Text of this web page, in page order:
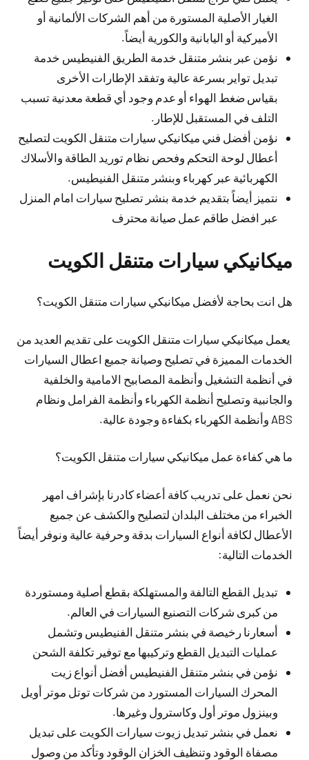
الغيار الأصلية المستورة من أهم الشركات الألمانية أو
الأميركية أو اليابانية والكورية أيضاً.
نؤمن عبر بنشر متنقل خدمة الطريق الفنيطيس خدمة
تبديل تواير بسرعة عالية وتفقد الإطارات الأخرى
بقياس ضغط الهواء أو عدم وجود أي قطعة معدنية تسبب
التلف في المستقبل للإطار.
نؤمن أفضل فني ميكانيكي سيارات متنقل الكويت لتصليح
أعطال لوحة التحكم وفحص نظام توريد الطاقة والأسلاك
الكهربائية عبر كهرباء وبنشر متنقل الفنيطيس.
نتميز أيضاً بتقديم خدمة بنشر تصليح سيارات امام المنزل
عبر افضل طاقم عمل صيانة محترف
ميكانيكي سيارات متنقل الكويت
هل انت بحاجة لأفضل ميكانيكي سيارات متنقل الكويت؟
يعمل ميكانيكي سيارات متنقل الكويت على تقديم العديد من
الخدمات المميزة في تصليح وصيانة جميع اعطال السيارات
في أنظمة التشغيل وأنظمة المصابيح الامامية والخلفية
والجانبية وتصليح أنظمة الكهرباء وأنظمة الفرامل ونظام
ABS وأنظمة الكهرباء بكفاءة وجودة عالية.
ما هي كفاءة عمل ميكانيكي سيارات متنقل الكويت؟
نحن نعمل على تدريب كافة أعضاء كادرنا بإشراف امهر
الخبراء من مختلف البلدان لتصليح والكشف عن جميع
الأعطال لكافة أنواع السيارات بدقة وحرفية عالية ونوفر أيضاً
الخدمات التالية:
تبديل القطع التالفة والمستهلكة بقطع أصلية ومستوردة
من كبرى شركات التصنيع السيارات في العالم.
أسعارنا رخيصة في بنشر متنقل الفنيطيس وتشمل
عمليات التبديل القطع وتركيبها مع توفير تكلفة الشحن
نؤمن في بنشر متنقل الفنيطيس أفضل أنواع زيت
المحرك السيارات المستورد من شركات توتل موتر أويل
وبينزول موتر أول وكاسترول وغيرها.
نعمل في بنشر تبديل زيوت سيارات الكويت على تبديل
مصفاة الوقود وتنظيف الخزان الوقود وتأكد من وصول